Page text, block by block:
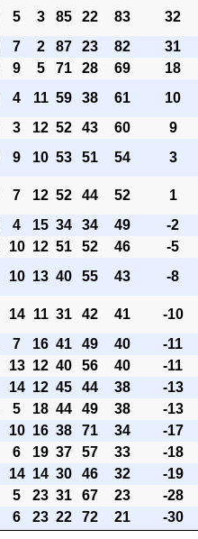
5 3 85 22 83
32
7 2 87 23 82
31
9 5 71 28 69
18
4 11 59 38 61
10
3 12 52 43 60
9
9 10 53 51 54 3
7 12 52 44 52
1
4 15 34 34 49
-2
10 12 51 52 46
-5
10 13 40 55 43 -8
14 11 31 42 41
-10
7 16 41 49 40
-11
13 12 40 56 40
-11
14 12 45 44 38
-13
5 18 44 49 38
-13
10 16 38 71 34
-17
6 19 37 57 33
-18
14 14 30 46 32
-19
5 23 31 67 23
-28
6 23 22 72 21 -30